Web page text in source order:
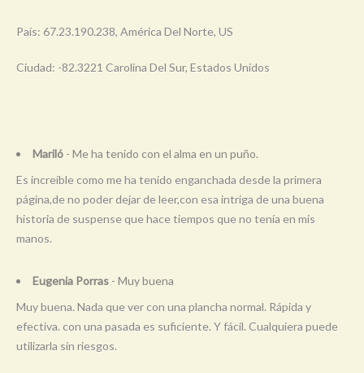
País: 67.23.190.238, América Del Norte, US
Ciudad: -82.3221 Carolina Del Sur, Estados Unidos
Mariló - Me ha tenido con el alma en un puño.
Es increíble como me ha tenido enganchada desde la primera
página,de no poder dejar de leer,con esa intriga de una buena
historia de suspense que hace tiempos que no tenía en mis
manos.
Eugenia Porras - Muy buena
Muy buena. Nada que ver con una plancha normal. Rápida y
efectiva. con una pasada es suficiente. Y fácil. Cualquiera puede
utilizarla sin riesgos.